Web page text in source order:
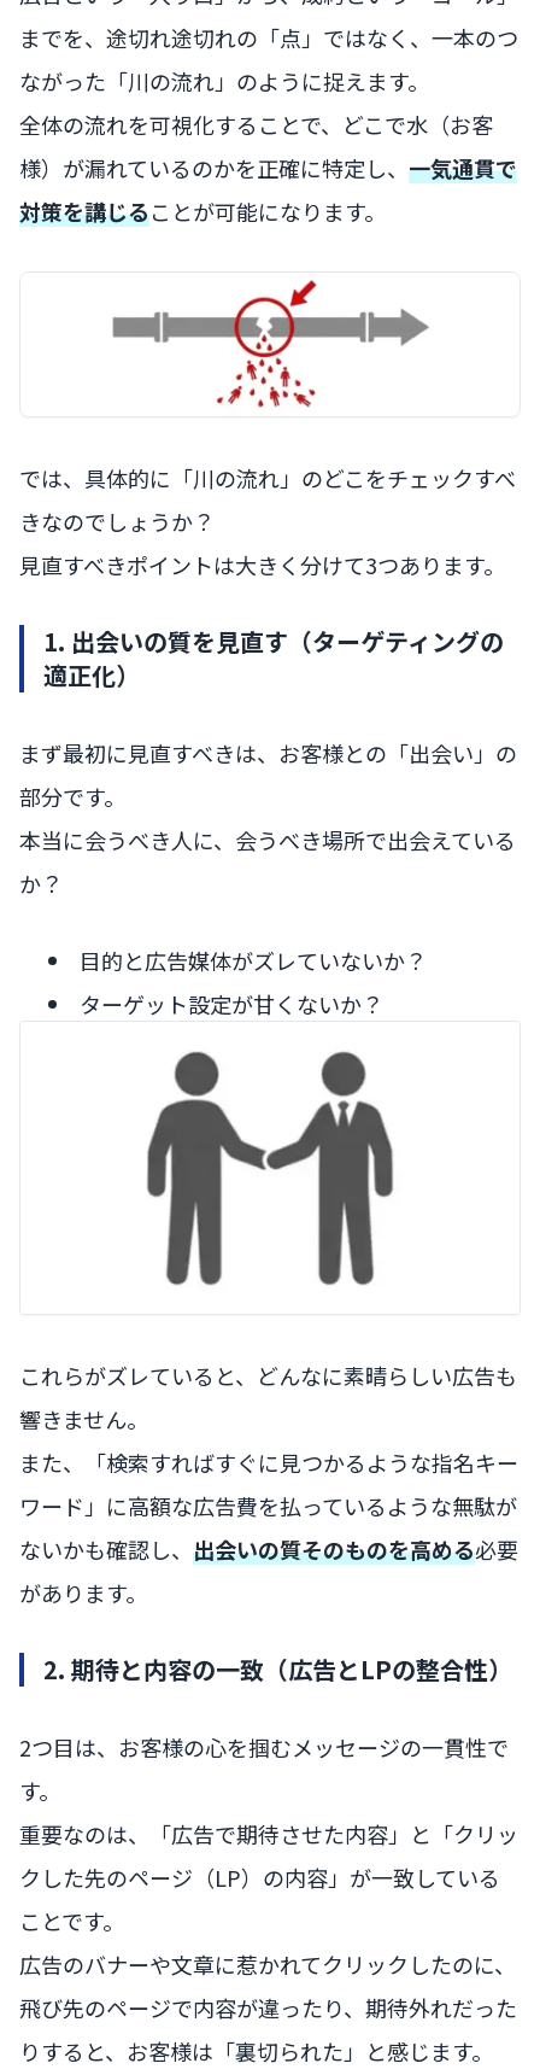
までを、途切れ途切れの「点」ではなく、一本のつ
ながった「川の流れ」のように捉えます。
全体の流れを可視化することで、どこで水（お客
様）が漏れているのかを正確に特定し、 一気通貫で
対策を講じることが可能になります。
では、具体的に「川の流れ」のどこをチェックすべ
きなのでしょうか？
見直すべきポイントは大きく分けて3つあります。
1. 出会いの質を見直す（ターゲティングの
適正化）
まず最初に見直すべきは、お客様との「出会い」の
部分です。
本当に会うべき人に、会うべき場所で出会えている
か？
目的と広告媒体がズレていないか？
ターゲット設定が甘くないか？
これらがズレていると、どんなに素晴らしい広告も
響きません。
また、「検索すればすぐに見つかるような指名キー
ワード」に高額な広告費を払っているような無駄が
ないかも確認し、 出会いの質そのものを高める必要
があります。
2. 期待と内容の一致（広告とLPの整合性）
2つ目は、お客様の心を掴むメッセージの一貫性で
す。
重要なのは、「広告で期待させた内容」と「クリッ
クした先のページ（LP）の内容」が一致している
ことです。
広告のバナーや文章に惹かれてクリックしたのに、
飛び先のページで内容が違ったり、期待外れだった
りすると、お客様は「裏切られた」と感じます。